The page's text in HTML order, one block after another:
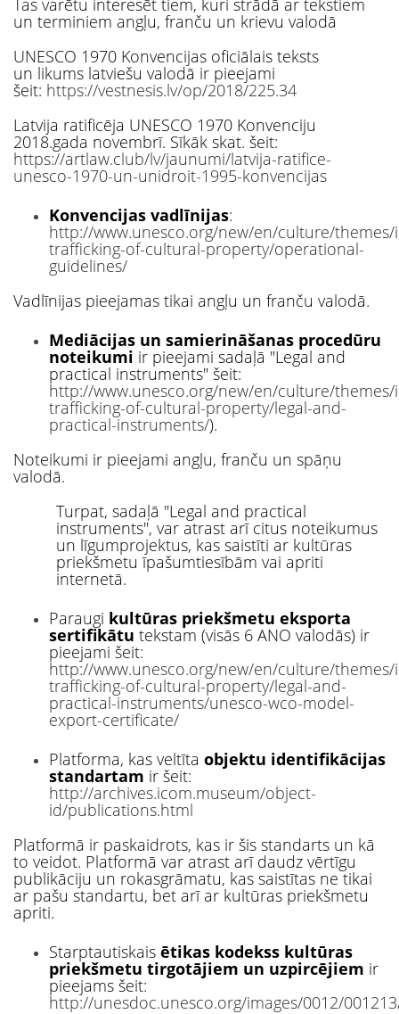
un terminiem angļu, franču un krievu valodā
UNESCO 1970 Konvencijas oficiālais teksts
un likums latviešu valodā ir pieejami
šeit: https://vestnesis.lv/op/2018/225.34
Latvija ratificēja UNESCO 1970 Konvenciju
2018.gada novembrī. Sīkāk skat. šeit:
https://artlaw.club/lv/jaunumi/latvija-ratifice-
unesco-1970-un-unidroit-1995-konvencijas
Konvencijas vadlīnijas:
http://www.unesco.org/new/en/culture/themes/
trafficking-of-cultural-property/operational-
guidelines/
Vadlīnijas pieejamas tikai angļu un franču valodā.
Mediācijas un samierināšanas procedūru
noteikumi ir pieejami sadaļā "Legal and
practical instruments" šeit:
http://www.unesco.org/new/en/culture/themes/
trafficking-of-cultural-property/legal-and-
practical-instruments/).
Noteikumi ir pieejami angļu, franču un spāņu
valodā.
Turpat, sadaļā "Legal and practical
instruments", var atrast arī citus noteikumus
un līgumprojektus, kas saistīti ar kultūras
priekšmetu īpašumtiesībām vai apriti
internetā.
Paraugi kultūras priekšmetu eksporta
sertifikātu tekstam (visās 6 ANO valodās) ir
pieejami šeit:
http://www.unesco.org/new/en/culture/themes/
trafficking-of-cultural-property/legal-and-
practical-instruments/unesco-wco-model-
export-certificate/
Platforma, kas veltīta objektu identifikācijas
standartam ir šeit:
http://archives.icom.museum/object-
id/publications.html
Platformā ir paskaidrots, kas ir šis standarts un kā
to veidot. Platformā var atrast arī daudz vērtīgu
publikāciju un rokasgrāmatu, kas saistītas ne tikai
ar pašu standartu, bet arī ar kultūras priekšmetu
apriti.
Starptautiskais ētikas kodekss kultūras
priekšmetu tirgotājiem un uzpircējiem ir
pieejams šeit:
http://unesdoc.unesco.org/images/0012/